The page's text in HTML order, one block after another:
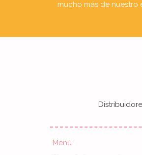
mucho más de nuestro
Menú